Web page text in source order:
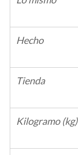
Hecho
Tienda
Kilogramo (kg)